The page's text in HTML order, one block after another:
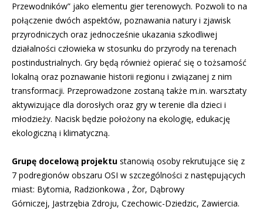
Przewodników” jako elementu gier terenowych. Pozwoli to na
połączenie dwóch aspektów, poznawania natury i zjawisk
przyrodniczych oraz jednocześnie ukazania szkodliwej
działalności człowieka w stosunku do przyrody na terenach
postindustrialnych. Gry będą również opierać się o tożsamość
lokalną oraz poznawanie historii regionu i związanej z nim
transformacji. Przeprowadzone zostaną także m.in. warsztaty
aktywizujące dla dorosłych oraz gry w terenie dla dzieci i
młodzieży. Nacisk będzie położony na ekologię, edukację
ekologiczną i klimatyczną.
Grupę docelową projektu stanowią osoby rekrutujące się z
7 podregionów obszaru OSI w szczególności z następujących
miast: Bytomia, Radzionkowa , Żor, Dąbrowy
Górniczej, Jastrzębia Zdroju, Czechowic-Dziedzic, Zawiercia.